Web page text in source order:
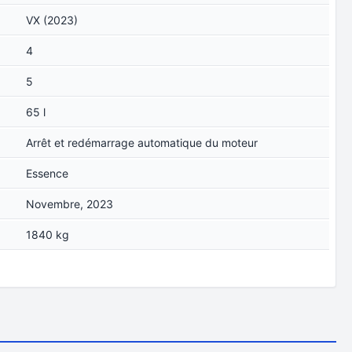
VX (2023)
4
5
65 l
Arrêt et redémarrage automatique du moteur
Essence
Novembre, 2023
1840 kg